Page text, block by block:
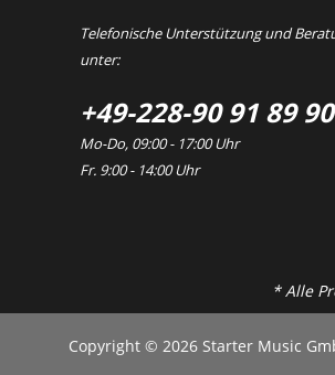
Telefonische Unterstützung und
unter:
+49-228-90 91 89 90
Mo-Do, 09:00 - 17:00 Uhr
Fr. 9:00 - 14:00 Uhr
* Alle
Copyright © 2026 Starter Music